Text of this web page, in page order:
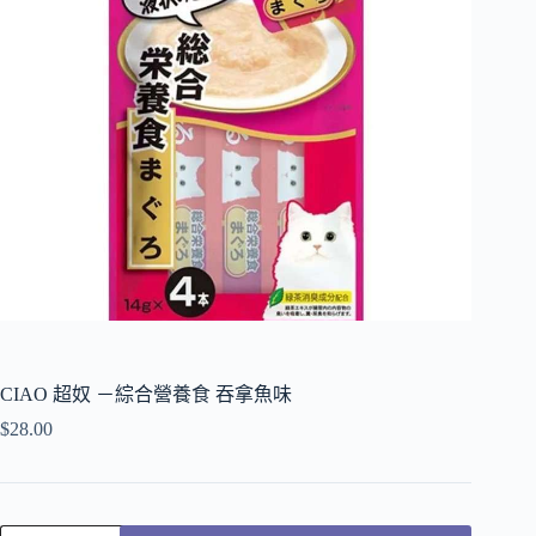
CIAO 超奴 －綜合營養食 吞拿魚味
$28.00